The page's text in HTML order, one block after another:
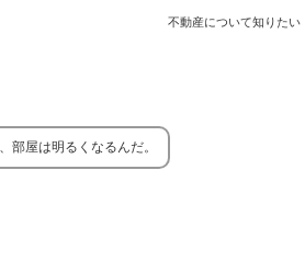
不動産について知りたい
部屋は明るくなるんだ。